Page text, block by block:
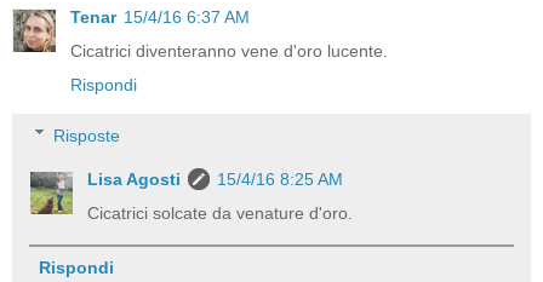
Tenar 15/4/16 6:37 AM
Cicatrici diventeranno vene d'oro lucente.
Rispondi
Risposte
Lisa Agosti
15/4/16 8:25 AM
Cicatrici solcate da venature d'oro.
Rispondi